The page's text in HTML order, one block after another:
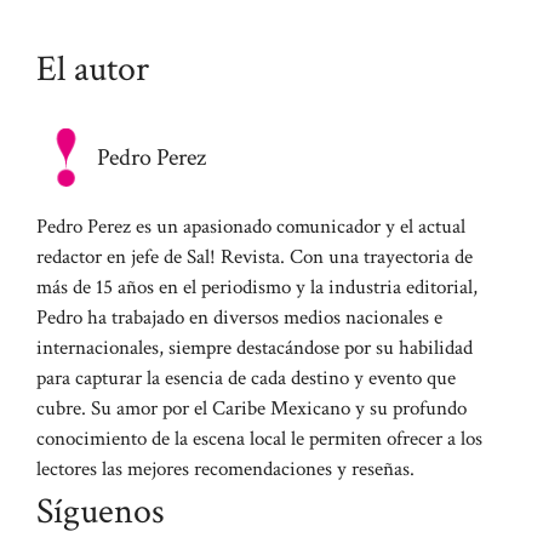
El autor
Pedro Perez
Pedro Perez es un apasionado comunicador y el actual
redactor en jefe de Sal! Revista. Con una trayectoria de
más de 15 años en el periodismo y la industria editorial,
Pedro ha trabajado en diversos medios nacionales e
internacionales, siempre destacándose por su habilidad
para capturar la esencia de cada destino y evento que
cubre. Su amor por el Caribe Mexicano y su profundo
conocimiento de la escena local le permiten ofrecer a los
lectores las mejores recomendaciones y reseñas.
Síguenos